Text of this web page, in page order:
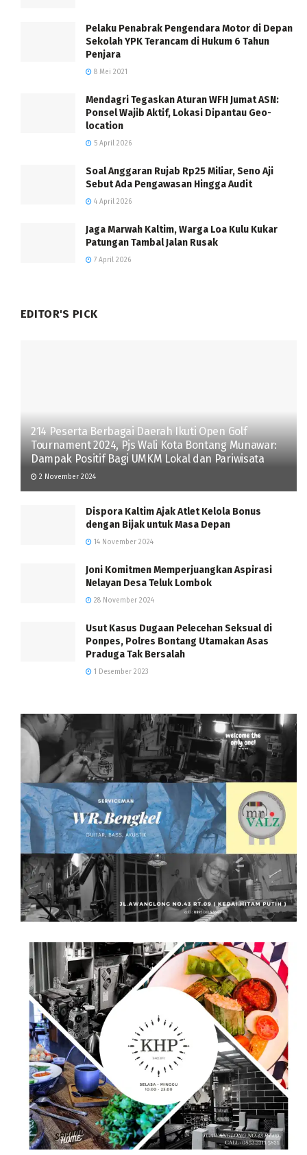
Pelaku Penabrak Pengendara Motor di Depan
Sekolah YPK Terancam di Hukum 6 Tahun
Penjara
8 Mei 2021
Mendagri Tegaskan Aturan WFH Jumat ASN:
Ponsel Wajib Aktif, Lokasi Dipantau Geo-
location
5 April 2026
Soal Anggaran Rujab Rp25 Miliar, Seno Aji
Sebut Ada Pengawasan Hingga Audit
4 April 2026
Jaga Marwah Kaltim, Warga Loa Kulu Kukar
Patungan Tambal Jalan Rusak
7 April 2026
EDITOR'S PICK
214 Peserta Berbagai Daerah Ikuti Open Golf
Tournament 2024, Pjs Wali Kota Bontang Munawar:
Dampak Positif Bagi UMKM Lokal dan Pariwisata
2 November 2024
Dispora Kaltim Ajak Atlet Kelola Bonus
dengan Bijak untuk Masa Depan
14 November 2024
Joni Komitmen Memperjuangkan Aspirasi
Nelayan Desa Teluk Lombok
28 November 2024
Usut Kasus Dugaan Pelecehan Seksual di
Ponpes, Polres Bontang Utamakan Asas
Praduga Tak Bersalah
1 Desember 2023